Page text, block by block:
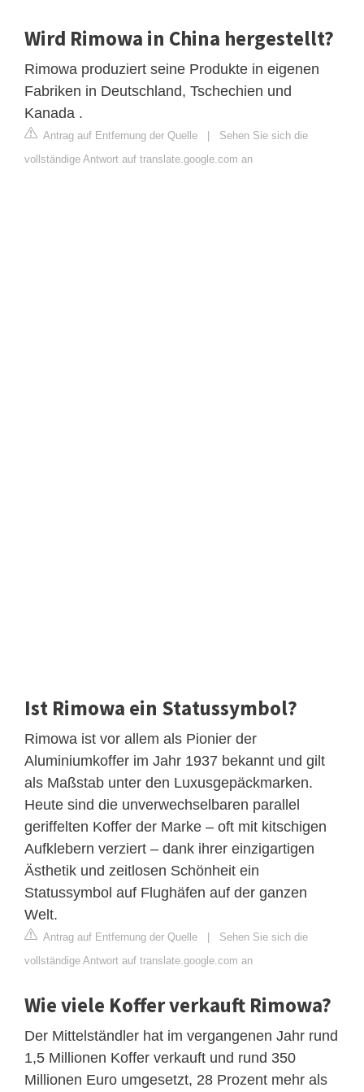
Wird Rimowa in China hergestellt?
Rimowa produziert seine Produkte in eigenen
Fabriken in Deutschland, Tschechien und
Kanada .
Antrag auf Entfernung der Quelle | Sehen Sie sich die
vollständige Antwort auf translate.google.com an
Ist Rimowa ein Statussymbol?
Rimowa ist vor allem als Pionier der
Aluminiumkoffer im Jahr 1937 bekannt und gilt
als Maßstab unter den Luxusgepäckmarken.
Heute sind die unverwechselbaren parallel
geriffelten Koffer der Marke – oft mit kitschigen
Aufklebern verziert – dank ihrer einzigartigen
Ästhetik und zeitlosen Schönheit ein
Statussymbol auf Flughäfen auf der ganzen
Welt.
Antrag auf Entfernung der Quelle | Sehen Sie sich die
vollständige Antwort auf translate.google.com an
Wie viele Koffer verkauft Rimowa?
Der Mittelständler hat im vergangenen Jahr rund
1,5 Millionen Koffer verkauft und rund 350
Millionen Euro umgesetzt, 28 Prozent mehr als